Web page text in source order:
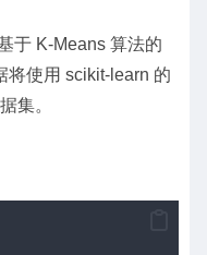
于 K-Means 算法的
将使用 scikit-learn 的
集。